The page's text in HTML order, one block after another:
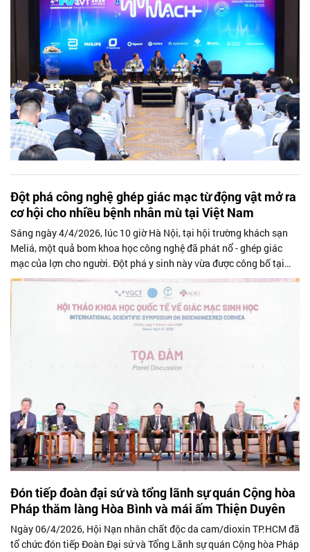
Đột phá công nghệ ghép giác mạc từ động vật mở ra
cơ hội cho nhiều bệnh nhân mù tại Việt Nam
Sáng ngày 4/4/2026, lúc 10 giờ Hà Nội, tại hội trường khách sạn
Meliá, một quả bom khoa học công nghệ đã phát nổ - ghép giác
mạc của lợn cho người. Đột phá y sinh này vừa được công bố tại
Hội thảo Khoa học Quốc tế về Giác mạc sinh học do Công ty CP
Gen và Tế bào Việt Nam - VGCT (Thành viên Tập đoàn CT Group)
phối hợp cùng Hội Nhãn khoa Việt Nam và Acro Biomedical (Đài
Đón tiếp đoàn đại sứ và tổng lãnh sự quán Cộng hòa
Pháp thăm làng Hòa Bình và mái ấm Thiện Duyên
Ngày 06/4/2026, Hội Nạn nhân chất độc da cam/dioxin TP.HCM đã
tổ chức đón tiếp Đoàn Đại sứ và Tổng Lãnh sự quán Cộng hòa Pháp